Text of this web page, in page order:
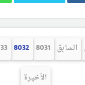
السابق 8031
8032
الأخيرة